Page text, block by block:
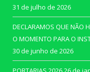
31 de julho de 2026
DECLARAMOS QUE NÃO
O MOMENTO PARA O
30 de junho de 2026